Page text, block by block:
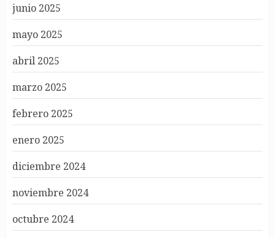
junio 2025
mayo 2025
abril 2025
marzo 2025
febrero 2025
enero 2025
diciembre 2024
noviembre 2024
octubre 2024